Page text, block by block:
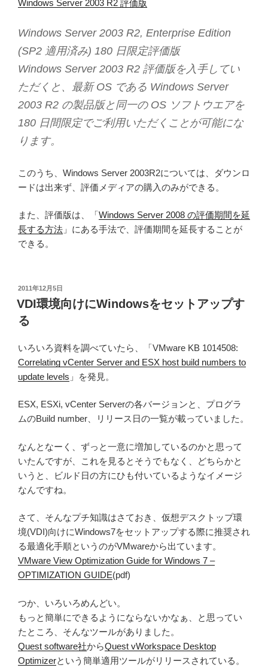
Windows Server 2003 R2 評価版
Windows Server 2003 R2, Enterprise Edition
(SP2 適用済み) 180 日限定評価版
Windows Server 2003 R2 評価版を入手してい
ただくと、最新 OS である Windows Server
2003 R2 の製品版と同一の OS ソフトウエアを
180 日間限定でご利用いただくことが可能にな
ります。
このうち、Windows Server 2003R2については、ダウンロ
ードは出来ず、評価メディアの購入のみができる。
また、評価版は、「 Windows Server 2008 の評価期間を延
長する方法 」にある手法で、評価期間を延長することが
できる。
投
稿
日:
2011年12月5日
VDI環境向けにWindowsをセットアップす
る
いろいろ資料を調べていたら、「VMware KB 1014508:
Correlating vCenter Server and ESX host build numbers to
update levels 」を発見。
ESX, ESXi, vCenter Serverの各バージョンと、プログラ
ムのBuild number、リリース日の一覧が載っていました。
なんとなーく、ずっと一意に増加しているのかと思って
いたんですが、これを見るとそうでもなく、どちらかと
いうと、ビルド日の方にひも付いているようなイメージ
なんですね。
さて、そんなプチ知識はさておき、仮想デスクトップ環
境(VDI)向けにWindows7をセットアップする際に推奨され
る最適化手順というのがVMwareから出ています。
VMware View Optimization Guide for Windows 7 –
OPTIMIZATION GUIDE(pdf)
つか、いろいろめんどい。
もっと簡単にできるようにならないかなぁ、と思ってい
たところ、そんなツールがありました。
Quest software社からQuest vWorkspace Desktop
Optimizerという簡単適用ツールがリリースされている。